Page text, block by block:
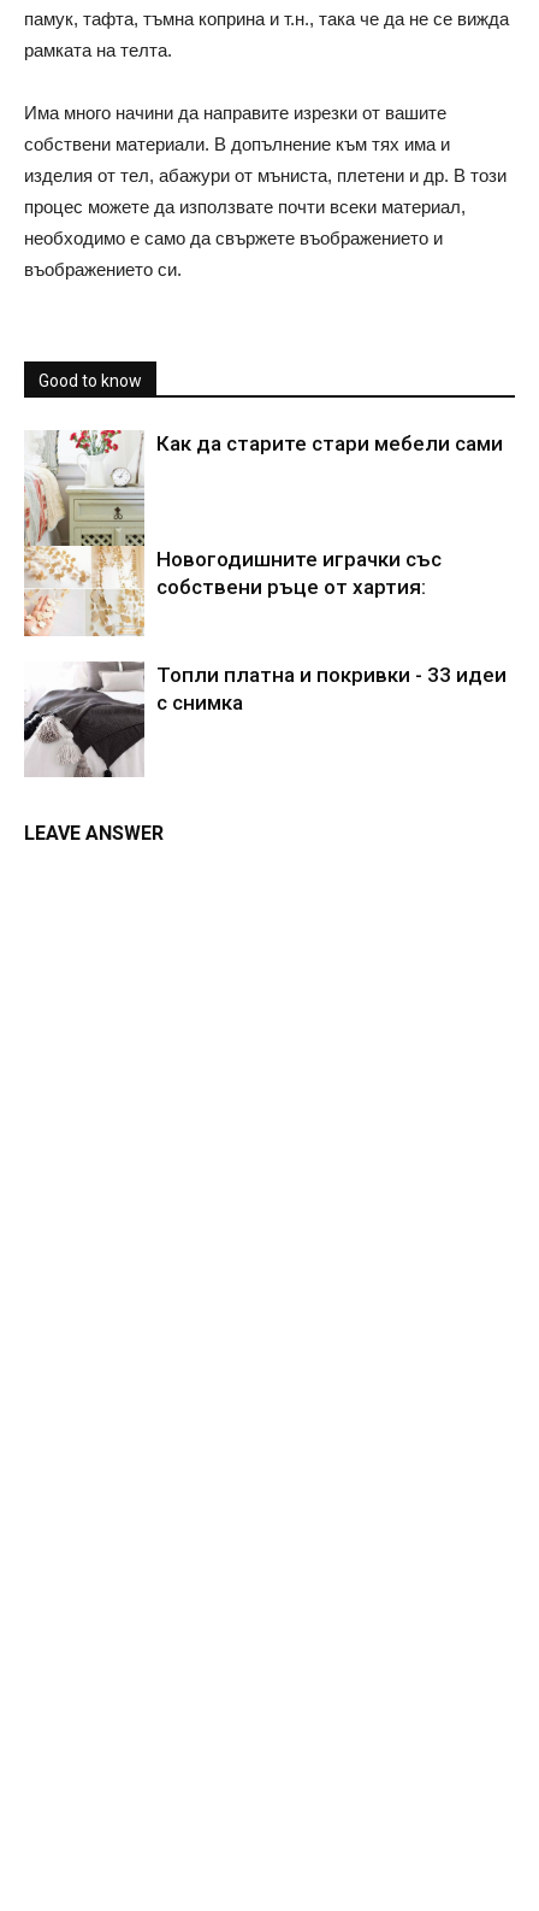
памук, тафта, тъмна коприна и т.н., така че да не се вижда
рамката на телта.
Има много начини да направите изрезки от вашите
собствени материали. В допълнение към тях има и
изделия от тел, абажури от мъниста, плетени и др. В този
процес можете да използвате почти всеки материал,
необходимо е само да свържете въображението и
въображението си.
Good to know
Как да старите стари мебели сами
Новогодишните играчки със
собствени ръце от хартия:
Топли платна и покривки - 33 идеи
с снимка
LEAVE ANSWER